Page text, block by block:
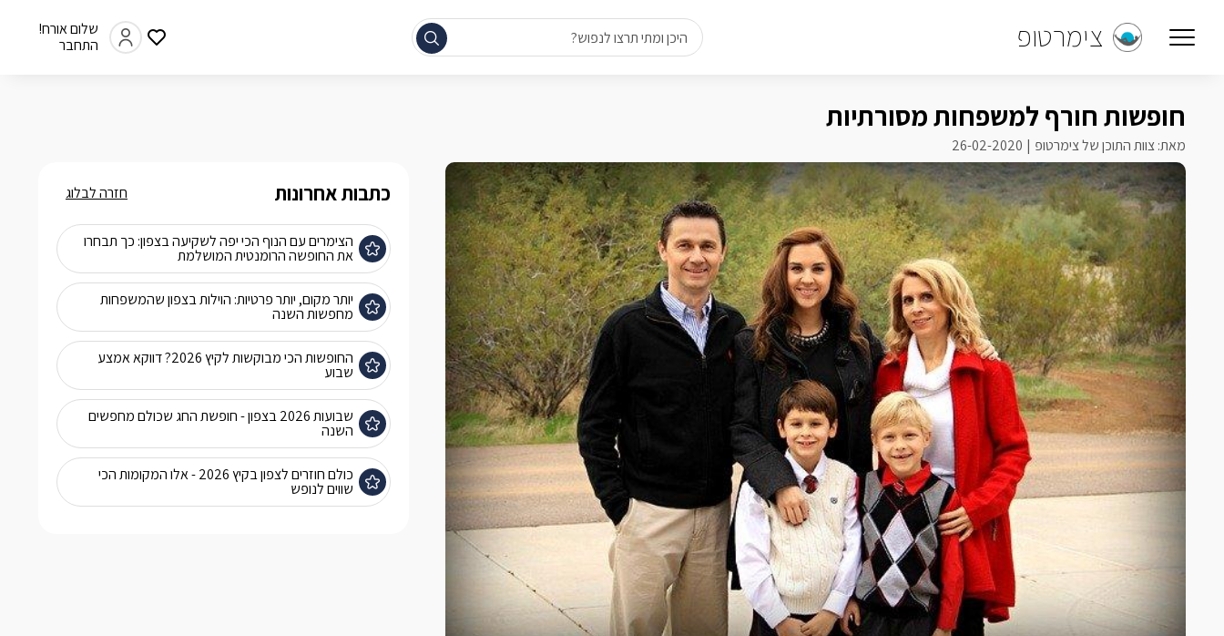
צימרטופ
שלום אורח!
התחבר
היכן ומתי תרצו לנפוש?
חופשות חורף למשפחות מסורתיות
מאת: צוות התוכן של צימרטופ 26-02-2020
כתבות אחרונות
הצימרים עם הנוף הכי יפה לשקיעה בצפון: כך תבחרו
את החופשה הרומנטית המושלמת
יותר מקום, יותר פרטיות: הוילות בצפון שהמשפחות
מחפשות השנה
החופשות הכי מבוקשות לקיץ 2026? דווקא אמצע
שבוע
שבועות 2026 בצפון - חופשת החג שכולם מחפשים
השנה
כולם חוזרים לצפון בקיץ 2026 - אלו המקומות הכי
שווים לנופש
חזרה לבלוג